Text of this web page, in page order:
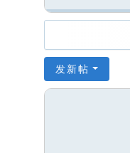
发新帖